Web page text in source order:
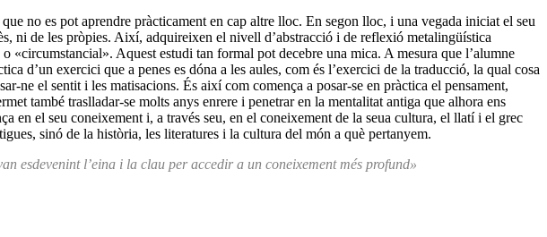
no es pot aprendre pràcticament en cap altre lloc. En segon lloc, i una vegada iniciat el seu
ni de les pròpies. Així, adquireixen el nivell d’abstracció i de reflexió metalingüística
Aquest estudi tan formal pot decebre una mica. A mesura que l’alumne
d’un exercici que a penes es dóna a les aules, com és l’exercici de la traducció, la qual cosa
ne el sentit i les matisacions. És així com comença a posar-se en pràctica el pensament,
també traslladar-se molts anys enrere i penetrar en la mentalitat antiga que alhora ens
en el seu coneixement i, a través seu, en el coneixement de la seua cultura, el llatí i el grec
sinó de la història, les literatures i la cultura del món a què pertanyem.
esdevenint l’eina i la clau per accedir a un coneixement més profund»